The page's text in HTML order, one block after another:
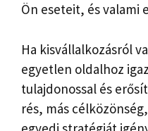
Ön eseteit, és valami
Ha kisvállalkozásról
egyetlen oldalhoz
tulajdonossal és
rés, más